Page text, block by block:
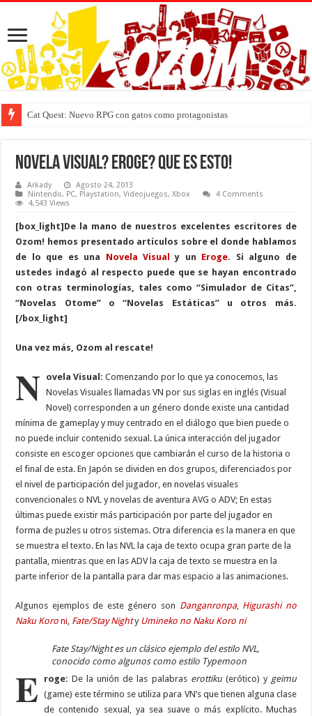
Cat Quest: Nuevo RPG con gatos como protagonistas
Novela Visual? Eroge? Que es esto!
Arkady
Agosto 24, 2013
Nintendo, PC, Playstation,Videojuegos,Xbox
4 Comments
4,543 Views
[box_light]De la mano de nuestros excelentes escritores de
Ozom! hemos presentado artículos sobre el donde hablamos
de lo que es una Novela Visual y un Eroge. Si alguno de
ustedes indagó al respecto puede que se hayan encontrado
con otras terminologías, tales como “Simulador de Citas”,
“Novelas Otome” o “Novelas Estáticas” u otros más.
[/box_light]
Una vez más, Ozom al rescate!
N ovela Visual: Comenzando por lo que ya conocemos, las
Novelas Visuales llamadas VN por sus siglas en inglés (Visual
Novel) corresponden a un género donde existe una cantidad
mínima de gameplay y muy centrado en el diálogo que bien puede o
no puede incluir contenido sexual. La única interacción del jugador
consiste en escoger opciones que cambiarán el curso de la historia o
el final de esta. En Japón se dividen en dos grupos, diferenciados por
el nivel de participación del jugador, en novelas visuales
convencionales o NVL y novelas de aventura AVG o ADV; En estas
últimas puede existir más participación por parte del jugador en
forma de puzles u otros sistemas. Otra diferencia es la manera en que
se muestra el texto. En las NVL la caja de texto ocupa gran parte de la
pantalla, mientras que en las ADV la caja de texto se muestra en la
parte inferior de la pantalla para dar mas espacio a las animaciones.
Algunos ejemplos de este género son Danganronpa, Higurashi no
Naku Koro ni, Fate/Stay Nighty Umineko no Naku Koro ni
Fate Stay/Night es un clásico ejemplo del estilo NVL,
conocido como algunos como estilo Typemoon
E roge: De la unión de las palabras erottiku(erótico) y geimu
(game) este término se utiliza para VN’s que tienen alguna clase
de contenido sexual, ya sea suave o más explícito. Muchas